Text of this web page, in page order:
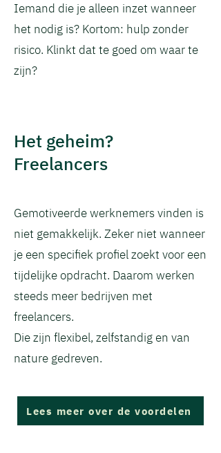
Iemand die je alleen inzet wanneer
het nodig is? Kortom: hulp zonder
risico. Klinkt dat te goed om waar te
zijn?
Het geheim?
Freelancers
Gemotiveerde werknemers vinden is
niet gemakkelijk. Zeker niet wanneer
je een specifiek profiel zoekt voor een
tijdelijke opdracht. Daarom werken
steeds meer bedrijven met
freelancers.
Die zijn flexibel, zelfstandig en van
nature gedreven.
Lees meer over de voordelen